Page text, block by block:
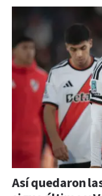
Así quedaron